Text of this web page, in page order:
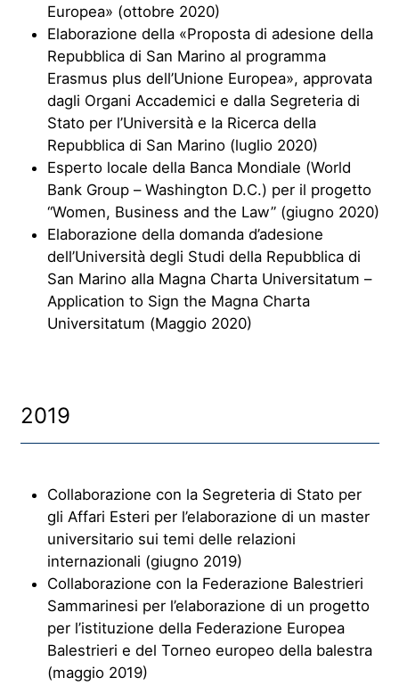
Europea» (ottobre 2020)
Elaborazione della «Proposta di adesione della
Repubblica di San Marino al programma
Erasmus plus dell’Unione Europea», approvata
dagli Organi Accademici e dalla Segreteria di
Stato per l’Università e la Ricerca della
Repubblica di San Marino (luglio 2020)
Esperto locale della Banca Mondiale (World
Bank Group – Washington D.C.) per il progetto
“Women, Business and the Law” (giugno 2020)
Elaborazione della domanda d’adesione
dell’Università degli Studi della Repubblica di
San Marino alla Magna Charta Universitatum –
Application to Sign the Magna Charta
Universitatum (Maggio 2020)
2019
Collaborazione con la Segreteria di Stato per
gli Affari Esteri per l’elaborazione di un master
universitario sui temi delle relazioni
internazionali (giugno 2019)
Collaborazione con la Federazione Balestrieri
Sammarinesi per l’elaborazione di un progetto
per l’istituzione della Federazione Europea
Balestrieri e del Torneo europeo della balestra
(maggio 2019)